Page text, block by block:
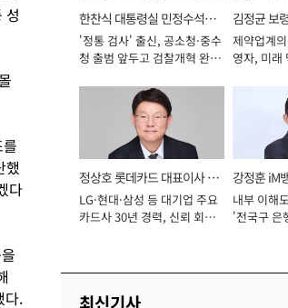
성
했
다
다.
한찬식 대통령실 민정수석비
서관
'정통 검사' 출신, 공소청·중수
청 출범 앞두고 검찰개혁 완수
김정균 보
표이사 사장
제약업계
영자, 미래
정상호 롯데카드 대표이사 사
장
LG·현대·삼성 등 대기업 주요
카드사 30년 경력, 신뢰 회복
강정훈 iM
내부 이해
'전국구 은
최신기사